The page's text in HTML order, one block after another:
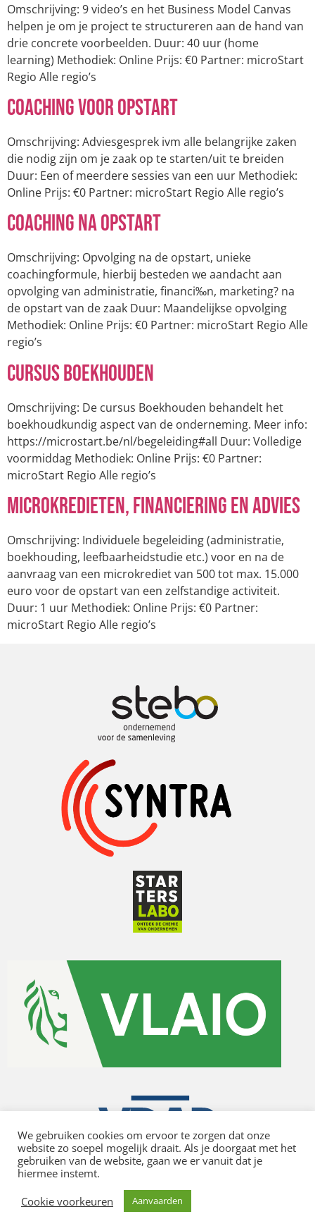
Omschrijving: 9 video’s en het Business Model Canvas
helpen je om je project te structureren aan de hand van
drie concrete voorbeelden. Duur: 40 uur (home
learning) Methodiek: Online Prijs: €0 Partner: microStart
Regio Alle regio’s
Coaching voor opstart
Omschrijving: Adviesgesprek ivm alle belangrijke zaken
die nodig zijn om je zaak op te starten/uit te breiden
Duur: Een of meerdere sessies van een uur Methodiek:
Online Prijs: €0 Partner: microStart Regio Alle regio’s
Coaching na opstart
Omschrijving: Opvolging na de opstart, unieke
coachingformule, hierbij besteden we aandacht aan
opvolging van administratie, financi‰n, marketing? na
de opstart van de zaak Duur: Maandelijkse opvolging
Methodiek: Online Prijs: €0 Partner: microStart Regio Alle
regio’s
Cursus Boekhouden
Omschrijving: De cursus Boekhouden behandelt het
boekhoudkundig aspect van de onderneming. Meer info:
https://microstart.be/nl/begeleiding#all Duur: Volledige
voormiddag Methodiek: Online Prijs: €0 Partner:
microStart Regio Alle regio’s
Microkredieten, financiering en advies
Omschrijving: Individuele begeleiding (administratie,
boekhouding, leefbaarheidstudie etc.) voor en na de
aanvraag van een microkrediet van 500 tot max. 15.000
euro voor de opstart van een zelfstandige activiteit.
Duur: 1 uur Methodiek: Online Prijs: €0 Partner:
microStart Regio Alle regio’s
Privacy policy
We gebruiken cookies om ervoor te zorgen dat onze
website zo soepel mogelijk draait. Als je doorgaat met het
gebruiken van de website, gaan we er vanuit dat je
hiermee instemt.
Cookie voorkeuren
Aanvaarden